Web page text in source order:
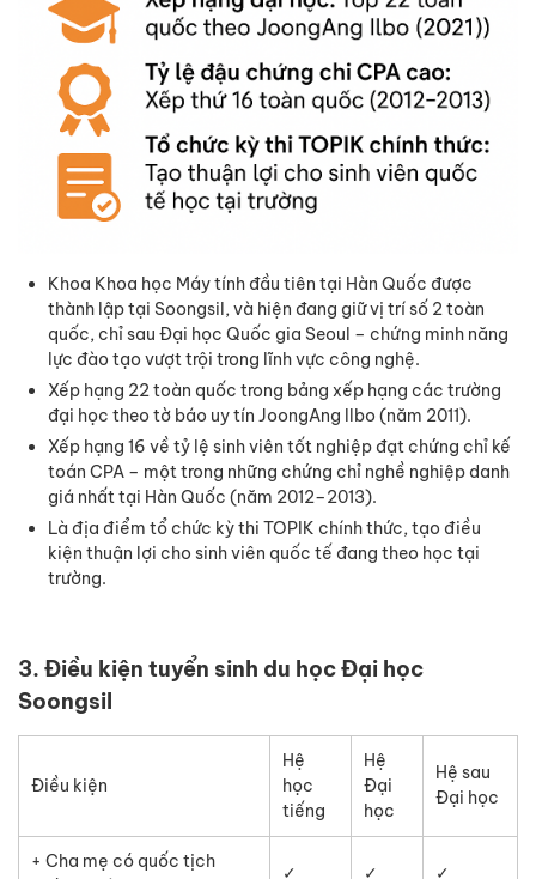
Khoa Khoa học Máy tính đầu tiên tại Hàn Quốc được
thành lập tại Soongsil, và hiện đang giữ vị trí số 2 toàn
quốc, chỉ sau Đại học Quốc gia Seoul – chứng minh năng
lực đào tạo vượt trội trong lĩnh vực công nghệ.
Xếp hạng 22 toàn quốc trong bảng xếp hạng các trường
đại học theo tờ báo uy tín JoongAng Ilbo (năm 2011).
Xếp hạng 16 về tỷ lệ sinh viên tốt nghiệp đạt chứng chỉ kế
toán CPA – một trong những chứng chỉ nghề nghiệp danh
giá nhất tại Hàn Quốc (năm 2012–2013).
Là địa điểm tổ chức kỳ thi TOPIK chính thức, tạo điều
kiện thuận lợi cho sinh viên quốc tế đang theo học tại
trường.
3. Điều kiện tuyển sinh du học Đại học
Soongsil
Điều kiện
Hệ
học
tiếng
Hệ
Đại
học
Hệ sau
Đại học
+ Cha mẹ có quốc tịch
✓ ✓ ✓